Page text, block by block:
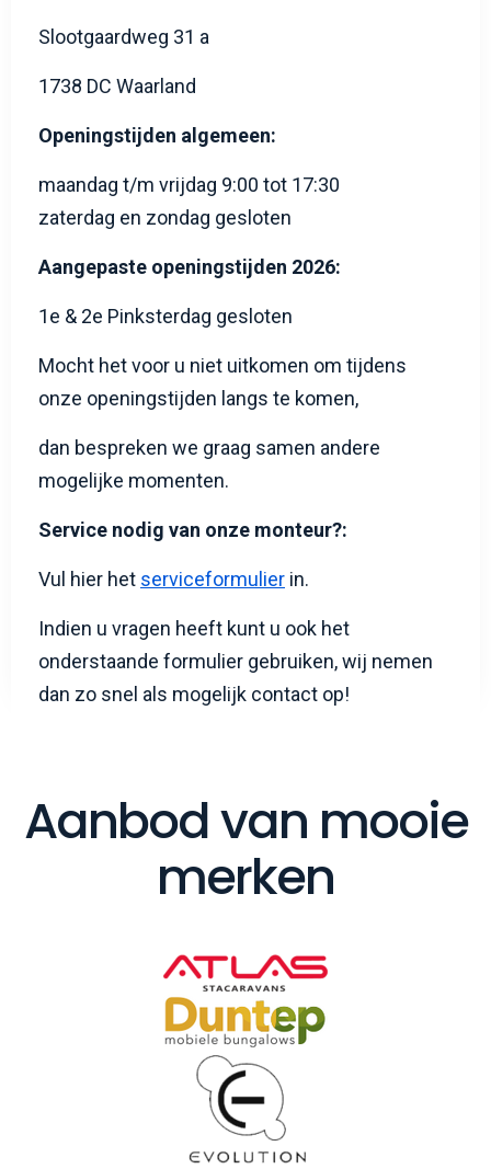
Slootgaardweg 31 a
1738 DC Waarland
Openingstijden algemeen:
maandag t/m vrijdag 9:00 tot 17:30
zaterdag en zondag gesloten
Aangepaste openingstijden 2026:
1e & 2e Pinksterdag gesloten
Mocht het voor u niet uitkomen om tijdens
onze openingstijden langs te komen,
dan bespreken we graag samen andere
mogelijke momenten.
Service nodig van onze monteur?:
Vul hier het serviceformulier in.
Indien u vragen heeft kunt u ook het
onderstaande formulier gebruiken, wij nemen
dan zo snel als mogelijk contact op!
Aanbod van mooie
merken